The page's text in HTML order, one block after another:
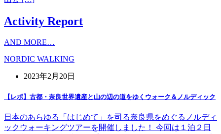
Activity Report
AND MORE…
NORDIC WALKING
2023年2月20日
【レポ】古都・奈良世界遺産と山の辺の道をゆくウォーク＆ノルディック
日本のあらゆる「はじめて」を司る奈良県をめぐるノルディ
ックウォーキングツアーを開催しました！ 今回は１泊２日